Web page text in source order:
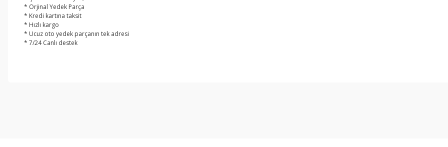
* Orjinal Yedek Parça
* Kredi kartına taksit
* Hızlı kargo
* Ucuz oto yedek parçanın tek adresi
* 7/24 Canlı destek